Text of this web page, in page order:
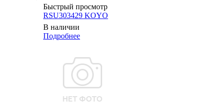
Быстрый просмотр
RSU303429 KOYO
В наличии
Подробнее